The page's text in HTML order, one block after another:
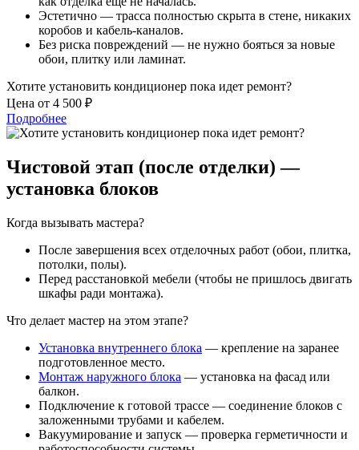
Эстетично — трасса полностью скрыта в стене, никаких
коробов и кабель-каналов.
Без риска повреждений — не нужно бояться за новые
обои, плитку или ламинат.
Хотите установить кондиционер пока идет ремонт?
Цена от 4 500 ₽
Подробнее
Чистовой этап (после отделки) —
установка блоков
Когда вызывать мастера?
После завершения всех отделочных работ (обои, плитка,
потолки, полы).
Перед расстановкой мебели (чтобы не пришлось двигать
шкафы ради монтажа).
Что делает мастер на этом этапе?
Установка внутреннего блока — крепление на заранее
подготовленное место.
Монтаж наружного блока — установка на фасад или
балкон.
Подключение к готовой трассе — соединение блоков с
заложенными трубами и кабелем.
Вакуумирование и запуск — проверка герметичности и